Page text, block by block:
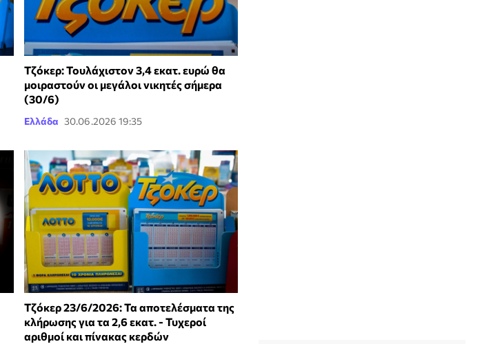
Τζόκερ: Τουλάχιστον 3,4 εκατ. ευρώ θα
μοιραστούν οι μεγάλοι νικητές σήμερα
(30/6)
Ελλάδα 30.06.2026 19:35
Τζόκερ 23/6/2026: Τα αποτελέσματα της
κλήρωσης για τα 2,6 εκατ. - Τυχεροί
αριθμοί και πίνακας κερδών